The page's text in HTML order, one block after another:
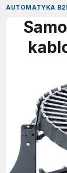
AUTOMATYKA